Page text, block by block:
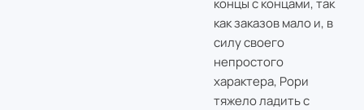
концы с концами, так
как заказов мало и, в
силу своего
непростого
характера, Рори
тяжело ладить с